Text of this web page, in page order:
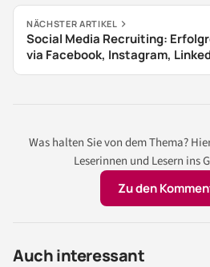
NÄCHSTER ARTIKEL
Social Media Recruiting:
via Facebook, Instagram,
Was halten Sie von dem Thema?
Leserinnen und Lesern ins
Zu den
Auch interessant